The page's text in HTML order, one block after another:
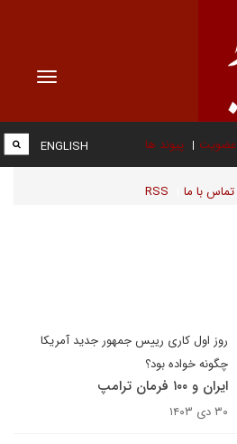
Toggle
عضویت پیوند ها
تماس با ما RSS
ENGLISH
روز اول کاری رییس جمهور جدید آمریکا
چگونه خواده بود؟
ایران و ۱۰۰ فرمان ترامپ
۳۰ دی ۱۴۰۳